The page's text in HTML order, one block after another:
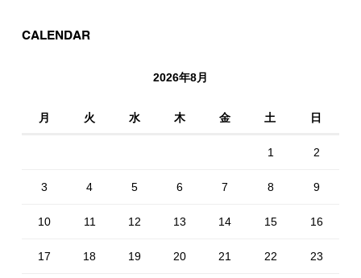
CALENDAR
2026年8月
月 火 水 木 金 土 日
1 2
3 4 5 6 7 8 9
10 11 12 13 14 15 16
17 18 19 20 21 22 23